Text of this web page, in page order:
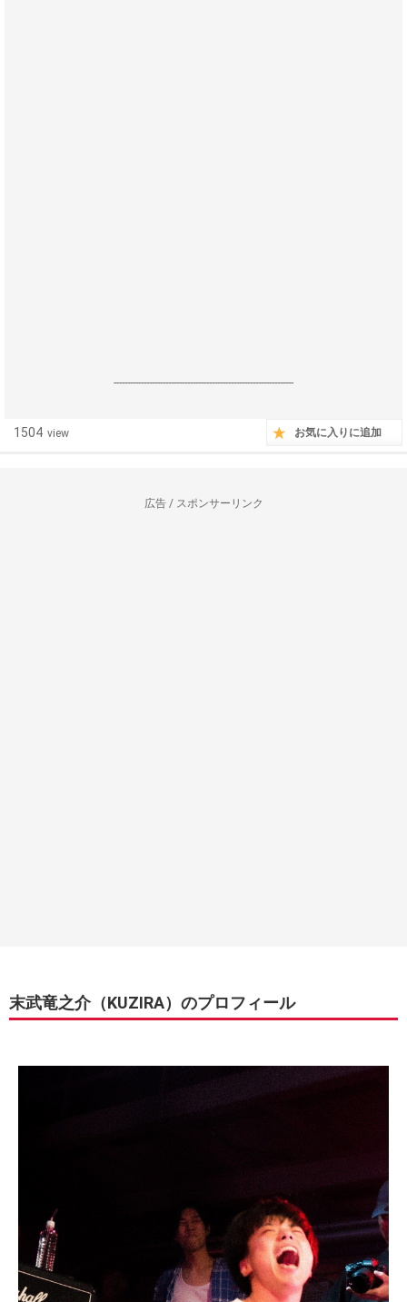
------------------------------------------------------------------
1504 view お気に入りに追加
広告 / スポンサーリンク
末武竜之介（KUZIRA）のプロフィール